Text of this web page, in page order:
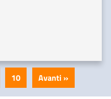
10 Avanti »